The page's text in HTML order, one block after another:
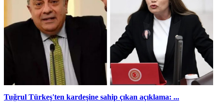
Tuğrul Türkeş'ten kardeşine sahip çıkan açıklama: ...